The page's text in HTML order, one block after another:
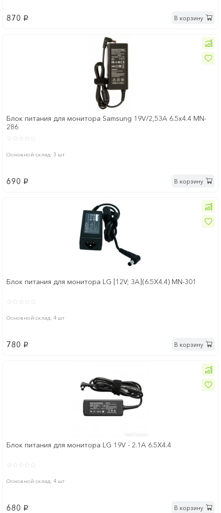
870 p В корзину
Блок питания для монитора Samsung 19V/2,53A 6.5x4.4 MN-
286
Основной склад: 3 шт
690 p В корзину
Блок питания для монитора LG [12V; 3A](6.5Х4.4) MN-301
Основной склад: 4 шт
780 p В корзину
Блок питания для монитора LG 19V - 2.1A 6.5Х4.4
Основной склад: 4 шт
680 p В корзину